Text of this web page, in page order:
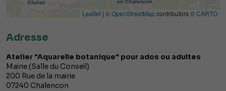
Leaflet | ©OpenStreetMapcontributors ©CARTO
Adresse
Atelier "Aquarelle botanique" pour ados ou adultes
Mairie (Salle du Conseil)
200 Rue de la mairie
07240 Chalencon